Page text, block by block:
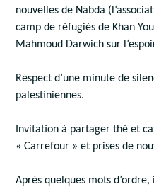
nouvelles de Nabda
camp de réfugiés de Khan
Mahmoud Darwich sur
Respect d’une minute de
palestiniennes.
Invitation à partager thé et
« Carrefour » et prises de
Après quelques mots